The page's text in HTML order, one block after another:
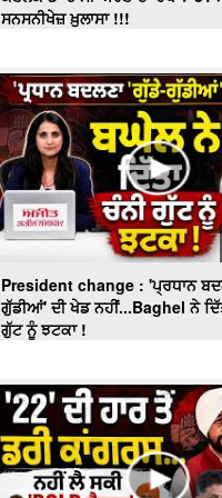
ਸਨਸਨੀਖੇਜ਼ ਖ਼ੁਲਾਸਾ !!!
President change : 'ਪ੍ਰਧਾਨ
ਗੁੱਡੀਆਂ' ਦੀ ਖੇਡ ਨਹੀਂ...Baghel ਨੇ
ਗੁੱਟ ਨੂੰ ਝਟਕਾ !